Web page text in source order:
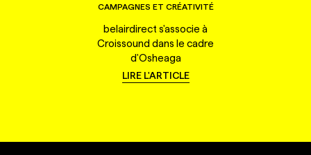
CAMPAGNES ET CRÉATIVITÉ
belairdirect s'associe à
Croissound dans le cadre
d'Osheaga
LIRE L'ARTICLE